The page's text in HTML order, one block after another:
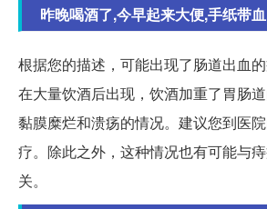
昨晚喝酒了,今早起来大便,手纸带
根据您的描述，可能出现了肠道出血
在大量饮酒后出现，饮酒加重了胃肠
黏膜糜烂和溃疡的情况。建议您到医
疗。除此之外，这种情况也有可能与
关。